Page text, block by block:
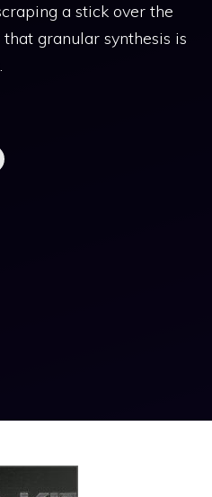
a stick over the
granular synthesis is